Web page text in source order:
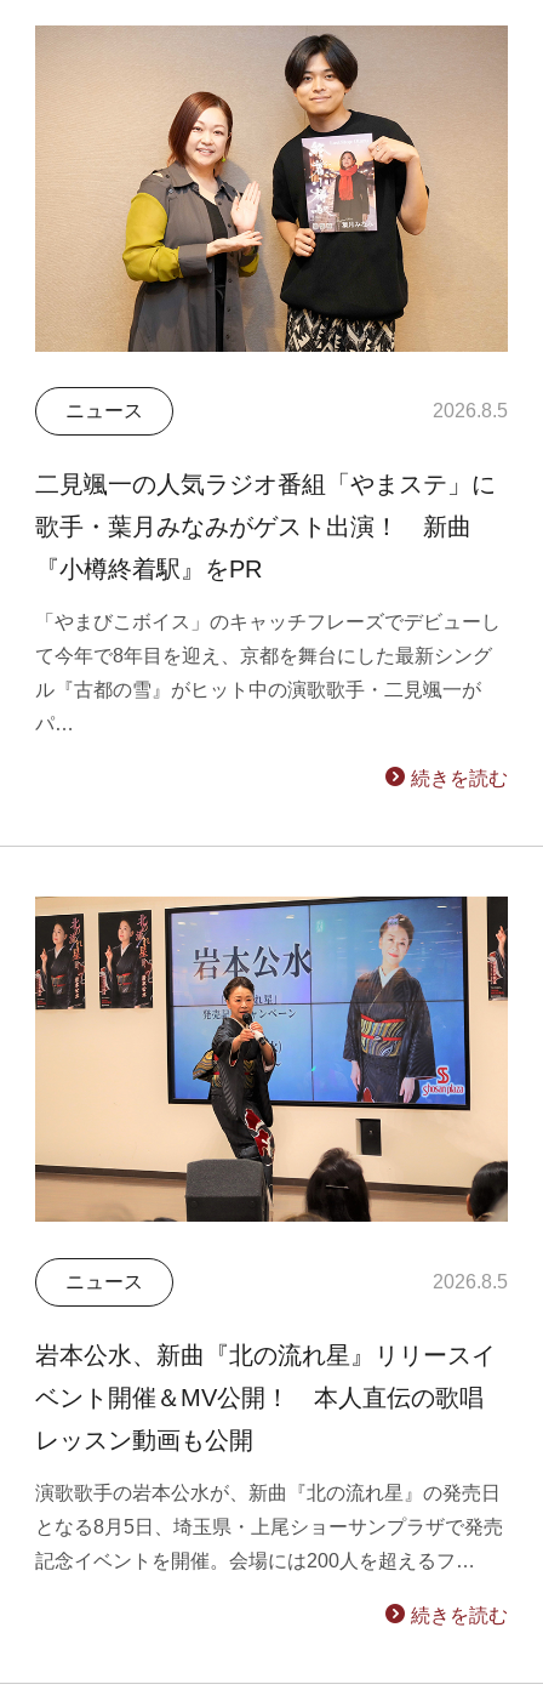
ニュース 2026.8.5
二見颯一の人気ラジオ番組「やまステ」に
歌手・葉月みなみがゲスト出演！ 新曲
『小樽終着駅』をPR
「やまびこボイス」のキャッチフレーズでデビューし
て今年で8年目を迎え、京都を舞台にした最新シング
ル『古都の雪』がヒット中の演歌歌手・二見颯一が
パ…
続きを読む
ニュース 2026.8.5
岩本公水、新曲『北の流れ星』リリースイ
ベント開催＆MV公開！ 本人直伝の歌唱
レッスン動画も公開
演歌歌手の岩本公水が、新曲『北の流れ星』の発売日
となる8月5日、埼玉県・上尾ショーサンプラザで発売
記念イベントを開催。会場には200人を超えるフ…
続きを読む